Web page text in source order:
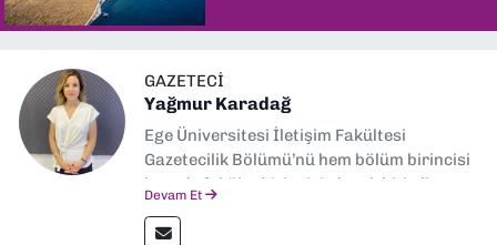
GAZETECI
Yağmur Karadağ
Ege Üniversitesi İletişim Fakültesi
Gazetecilik Bölümü’nü hem bölüm birincisi
hem de fakülte birincisi olarak bitirdim.
İletişim” üzerine yüksek lisans eğitimimi
Devam Et